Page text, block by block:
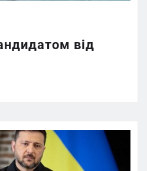
від